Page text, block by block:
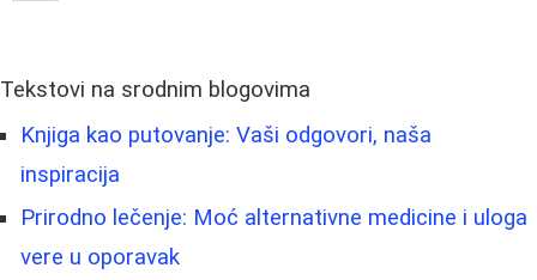
Tekstovi na srodnim blogovima
Knjiga kao putovanje: Vaši odgovori, naša
inspiracija
Prirodno lečenje: Moć alternativne medicine i uloga
vere u oporavak